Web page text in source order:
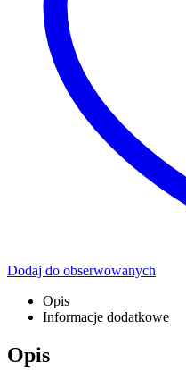
Dodaj do obserwowanych
Opis
Informacje dodatkowe
Opis